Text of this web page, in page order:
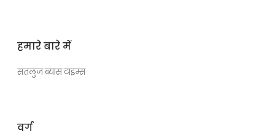
हमारे बारे में
सतलुज ब्यास टाइम्स
वर्ग